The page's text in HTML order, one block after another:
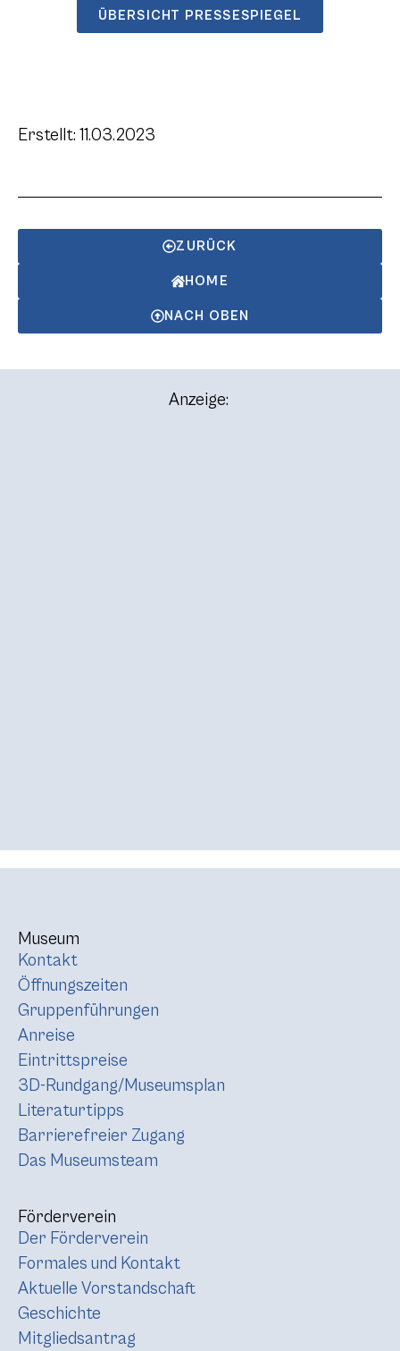
ÜBERSICHT PRESSESPIEGEL
Erstellt: 11.03.2023
ZURÜCK
HOME
NACH OBEN
Anzeige:
Museum
Kontakt
Öffnungszeiten
Gruppenführungen
Anreise
Eintrittspreise
3D-Rundgang/Museumsplan
Literaturtipps
Barrierefreier Zugang
Das Museumsteam
Förderverein
Der Förderverein
Formales und Kontakt
Aktuelle Vorstandschaft
Geschichte
Mitgliedsantrag